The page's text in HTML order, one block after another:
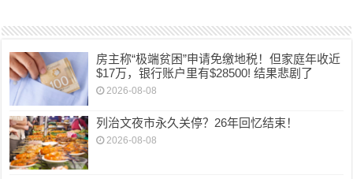
房主称“极端贫困”申请免缴地税！但家庭年收近
$17万，银行账户里有$28500! 结果悲剧了
2026-08-08
列治文夜市永久关停？26年回忆结束！
2026-08-08